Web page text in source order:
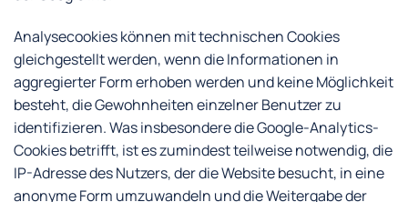
Analysecookies können mit technischen Cookies
gleichgestellt werden, wenn die Informationen in
aggregierter Form erhoben werden und keine Möglichkeit
besteht, die Gewohnheiten einzelner Benutzer zu
identifizieren. Was insbesondere die Google-Analytics-
Cookies betrifft, ist es zumindest teilweise notwendig, die
IP-Adresse des Nutzers, der die Website besucht, in eine
anonyme Form umzuwandeln und die Weitergabe der